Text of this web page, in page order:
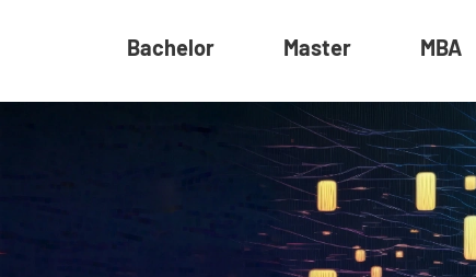
Bachelor Master MBA